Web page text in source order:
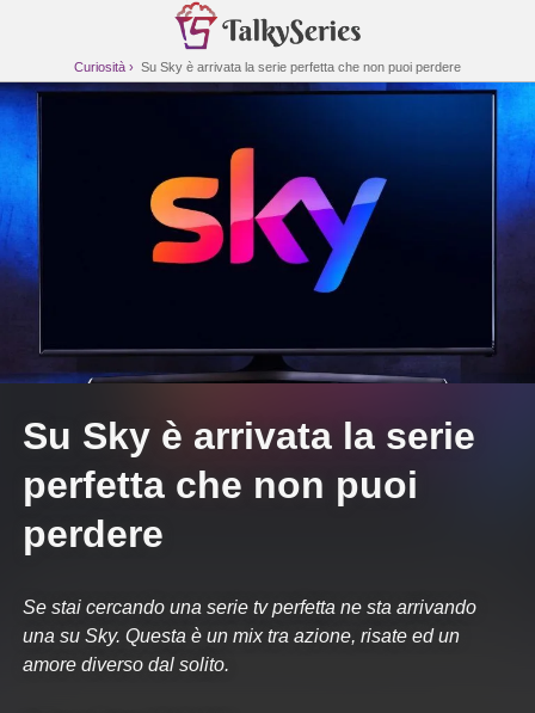
Curiosità Su Sky è arrivata la serie perfetta che non puoi perdere
Su Sky è arrivata la serie
perfetta che non puoi
perdere
Se stai cercando una serie tv perfetta ne sta arrivando
una su Sky. Questa è un mix tra azione, risate ed un
amore diverso dal solito.